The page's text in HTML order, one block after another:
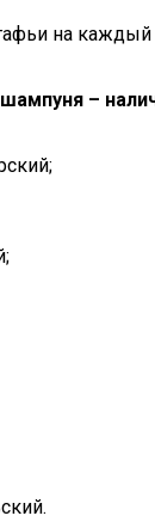
на каждый
–